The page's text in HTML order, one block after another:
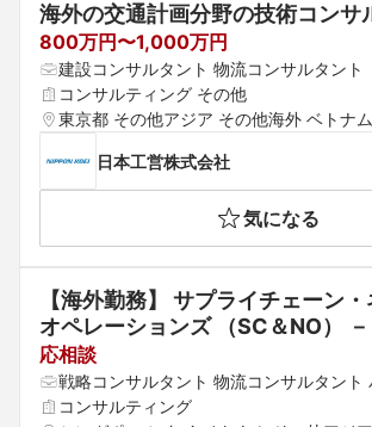
海外の交通計画分野の技術コンサ
800万円〜1,000万円
建設コンサルタント 物流コンサルタント
コンサルティング その他
東京都 その他アジア その他海外 ベトナ
日本工営株式会社
気になる
【海外勤務】 サプライチェーン
オペレーションズ （SC＆NO）
サルタント／マネジャー／シニア
応相談
戦略コンサルタント 物流コンサルタント
コンサルタント
コンサルティング